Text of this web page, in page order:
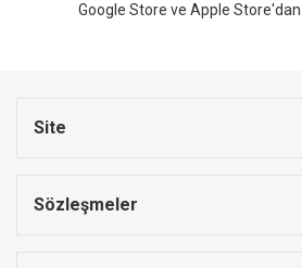
Google Store ve Apple
Site
Sözleşmeler